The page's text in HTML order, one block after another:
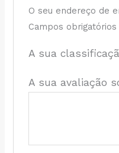
O seu endereço de
Campos
A sua
A sua avaliação